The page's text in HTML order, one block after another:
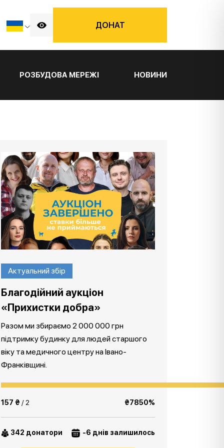
ДОНАТ
РОЗБУДОВА МЕРЕЖІ НОВИНИ
Актуальний збір
Благодійний аукціон
«Прихистки добра»
Разом ми збираємо 2 000 000 грн
підтримку будинку для людей старшого
віку та медичного центру на Івано-
Франківщині.
157 ₴ / 2 ₴7850%
342 донатори -6 днів залишилось